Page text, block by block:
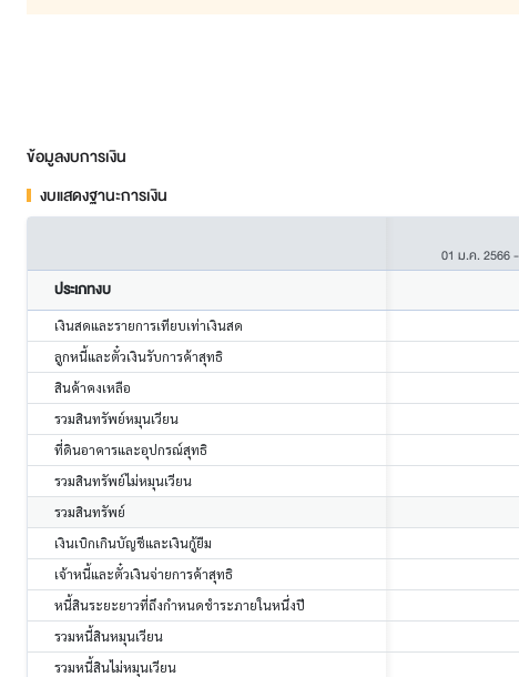
ข้อมูลงบการเงิน
งบแสดงฐานะการเงิน
01 ม.ค. 2566-
ประเภทงบ
เงินสดและรายการเทียบเท่าเงินสด
ลูกหนี้และตั๋วเงินรับการค้าสุทธิ
สินค้าคงเหลือ
รวมสินทรัพย์หมุนเวียน
ที่ดินอาคารและอุปกรณ์สุทธิ
รวมสินทรัพย์ไม่หมุนเวียน
รวมสินทรัพย์
เงินเบิกเกินบัญชีและเงินกู้ยืม
เจ้าหนี้และตั๋วเงินจ่ายการค้าสุทธิ
หนี้สินระยะยาวที่ถึงกำหนดชำระภายในหนึ่งปี
รวมหนี้สินหมุนเวียน
รวมหนี้สินไม่หมุนเวียน